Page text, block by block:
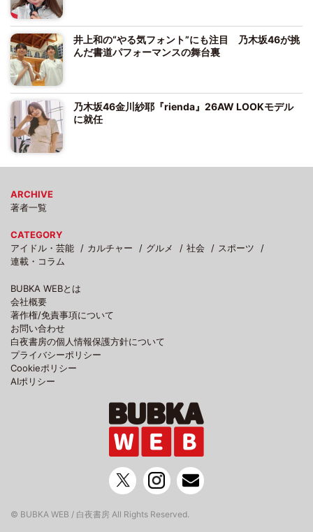
井上和の“やる気フォント”にも注目 乃木坂46が挑
んだ書道パフォーマンスの舞台裏
乃木坂46金川紗耶『rienda』26AW LOOKモデル
に就任
ARCHIVE
著者一覧
CATEGORY
アイドル・芸能
カルチャー グルメ 社会
スポーツ
連載・コラム
BUBKA WEBとは
会社概要
著作権/免責事項について
お問い合わせ
白夜書房の個人情報保護方針について
プライバシーポリシー
Cookieポリシー
AIポリシー
© BUBKA WEB / 白夜書房 All Rights Reserved.